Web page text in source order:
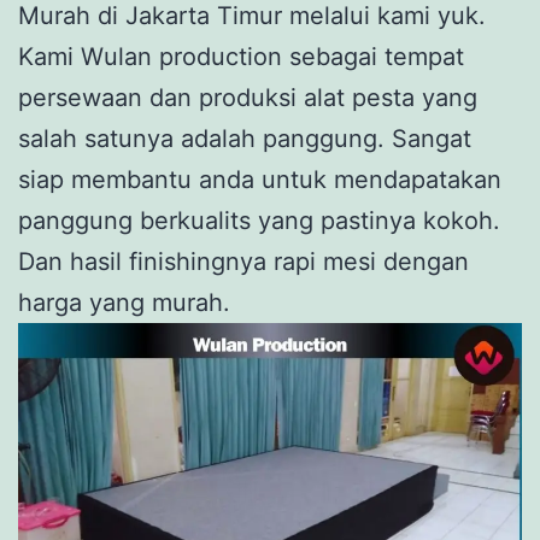
Murah di Jakarta Timur melalui kami yuk.
Kami Wulan production sebagai tempat
persewaan dan produksi alat pesta yang
salah satunya adalah panggung. Sangat
siap membantu anda untuk mendapatakan
panggung berkualits yang pastinya kokoh.
Dan hasil finishingnya rapi mesi dengan
harga yang murah.